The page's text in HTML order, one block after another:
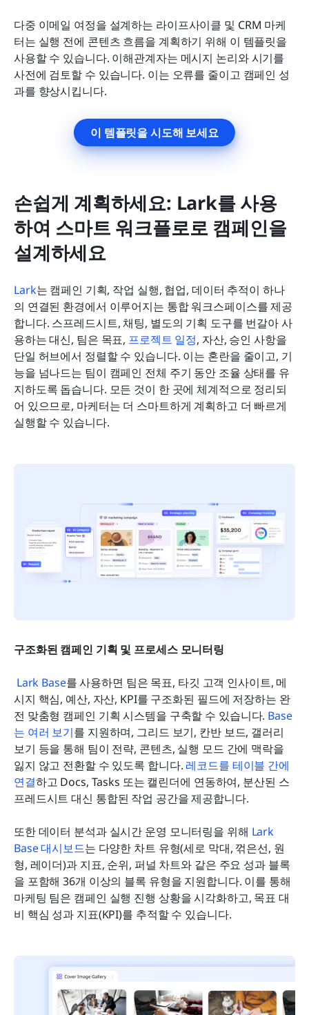
다중 이메일 여정을 설계하는 라이프사이클 및 CRM 마케
터는 실행 전에 콘텐츠 흐름을 계획하기 위해 이 템플릿을
사용할 수 있습니다. 이해관계자는 메시지 논리와 시기를
사전에 검토할 수 있습니다. 이는 오류를 줄이고 캠페인 성
과를 향상시킵니다.
이 템플릿을 시도해 보세요
손쉽게 계획하세요: Lark를 사용
하여 스마트 워크플로로 캠페인을
설계하세요
Lark는 캠페인 기획, 작업 실행, 협업, 데이터 추적이 하나
의 연결된 환경에서 이루어지는 통합 워크스페이스를 제공
합니다. 스프레드시트, 채팅, 별도의 기획 도구를 번갈아 사
용하는 대신, 팀은 목표, 프로젝트 일정, 자산, 승인 사항을
단일 허브에서 정렬할 수 있습니다. 이는 혼란을 줄이고, 기
능을 넘나드는 팀이 캠페인 전체 주기 동안 조율 상태를 유
지하도록 돕습니다. 모든 것이 한 곳에 체계적으로 정리되
어 있으므로, 마케터는 더 스마트하게 계획하고 더 빠르게
실행할 수 있습니다.
구조화된 캠페인 기획 및 프로세스 모니터링
Lark Base를 사용하면 팀은 목표, 타깃 고객 인사이트, 메
시지 핵심, 예산, 자산, KPI를 구조화된 필드에 저장하는 완
전 맞춤형 캠페인 기획 시스템을 구축할 수 있습니다. Base
는 여러 보기를 지원하며, 그리드 보기, 칸반 보드, 갤러리
보기 등을 통해 팀이 전략, 콘텐츠, 실행 모드 간에 맥락을
잃지 않고 전환할 수 있도록 합니다. 레코드를 테이블 간에
연결하고 Docs, Tasks 또는 캘린더에 연동하여, 분산된 스
프레드시트 대신 통합된 작업 공간을 제공합니다.
또한 데이터 분석과 실시간 운영 모니터링을 위해 Lark
Base 대시보드는 다양한 차트 유형(세로 막대, 꺾은선, 원
형, 레이더)과 지표, 순위, 퍼널 차트와 같은 주요 성과 블록
을 포함해 36개 이상의 블록 유형을 지원합니다. 이를 통해
마케팅 팀은 캠페인 실행 진행 상황을 시각화하고, 목표 대
비 핵심 성과 지표(KPI)를 추적할 수 있습니다.